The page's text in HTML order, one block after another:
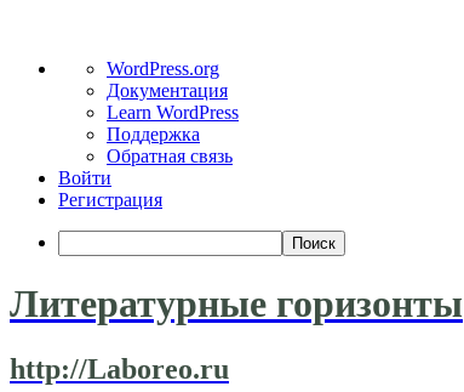
WordPress
WordPress.org
Документация
Learn WordPress
Поддержка
Обратная связь
Войти
Регистрация
Поиск
Литературные горизонты
http://Laboreo.ru